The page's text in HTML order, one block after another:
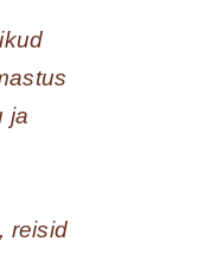
ja
reisid